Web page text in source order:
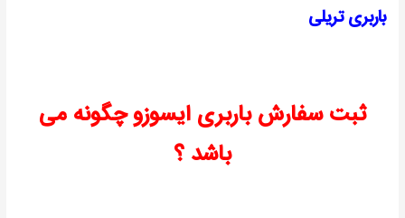
باربری تریلی
ثبت سفارش باربری ایسوزو چگونه می
باشد ؟